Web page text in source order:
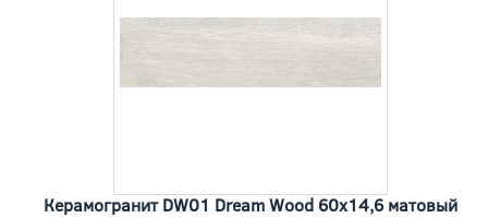
Керамогранит DW01 Dream Wood 60x14,6 матовый